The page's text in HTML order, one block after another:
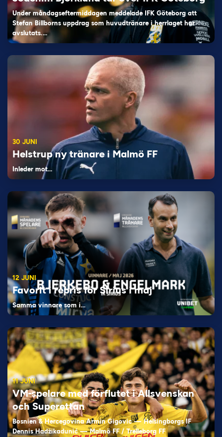
Under måndagseftermiddagen meddelade IFK Göteborg att
Stefan Billborns uppdrag som huvudtränare i herrlaget har
avslutats.…
30 JUNI
Helstrup ny tränare i Malmö FF
Inleder mot…
12 JUNI
Favorit i repris för Sirius i maj
Samma vinnare som i…
11 JUNI
VM-spelare med förflutet i Allsvenskan
och Superettan
Bosnien & Hercegovina Armin Gigovic — Helsingborgs IF
Dennis Hadžikadunić — Malmö FF / Trelleborg FF